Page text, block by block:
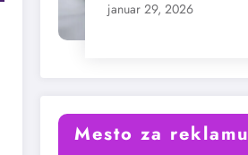
januar 29, 2026
Mesto za reklamu